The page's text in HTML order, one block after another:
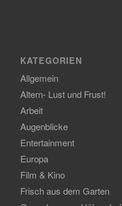
KATEGORIEN
Allgemein
Altern- Lust und Frust!
Arbeit
Augenblicke
Entertainment
Europa
Film & Kino
Frisch aus dem Garten